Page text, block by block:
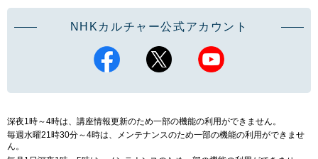
NHKカルチャー公式アカウント
深夜1時～4時は、講座情報更新のため一部の機能の利用ができません。
毎週水曜21時30分～4時は、メンテナンスのため一部の機能の利用ができませ
ん。